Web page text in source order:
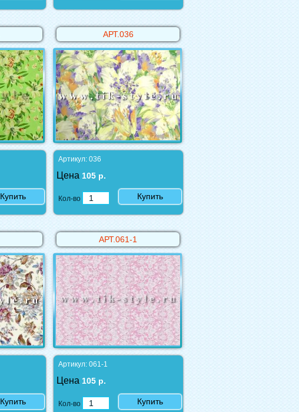
Купить
АРТ.036
Артикул: 036
Цена 105 р.
Кол-во Купить
Купить
АРТ.061-1
Артикул: 061-1
Цена 105 р.
Кол-во Купить